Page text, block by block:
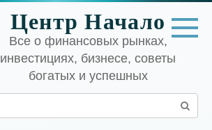
Центр Начало
Все о финансовых рынках,
инвестициях, бизнесе, советы
богатых и успешных